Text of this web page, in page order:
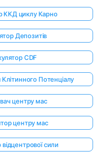
ККД циклу Карно
Депозитів
CDF
Потенціалу
центру мас
центру мас
сили